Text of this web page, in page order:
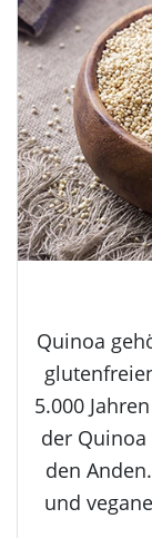
Quinoa
5.000
der
den
und